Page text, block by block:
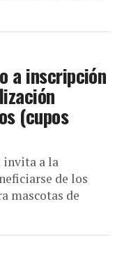
a inscripción
(cupos
invita a la
de los
mascotas de